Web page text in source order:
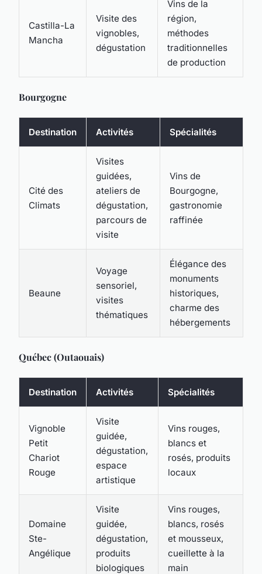
Castilla-La
Mancha
Visite des
vignobles,
dégustation
Vins de la
région,
méthodes
traditionnelles
de production
Bourgogne
Destination Activités Spécialités
Cité des
Climats
Visites
guidées,
ateliers de
dégustation,
parcours de
visite
Vins de
Bourgogne,
gastronomie
raffinée
Beaune
Voyage
sensoriel,
visites
thématiques
Élégance des
monuments
historiques,
charme des
hébergements
Québec (Outaouais)
Destination Activités Spécialités
Vignoble
Petit
Chariot
Rouge
Visite
guidée,
dégustation,
espace
artistique
Vins rouges,
blancs et
rosés, produits
locaux
Domaine
Ste-
Angélique
Visite
guidée,
dégustation,
produits
biologiques
Vins rouges,
blancs, rosés
et mousseux,
cueillette à la
main